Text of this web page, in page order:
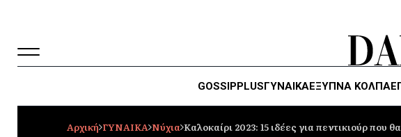
GOSSIPPLUSΓΥΝΑΙΚΑΈΞΥΠΝΑ ΚΌΛΠΑ
Αρχική ΓΥΝΑΙΚΑ Νύχια Καλοκαίρι 2023: 15 ιδέες για πεντικιούρ που